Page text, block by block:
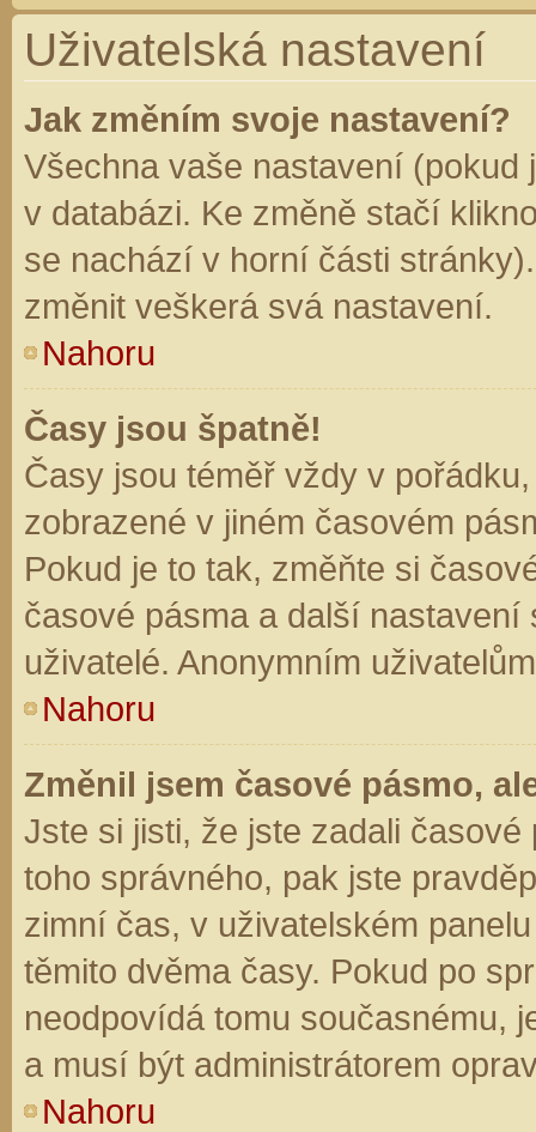
Uživatelská nastavení
Jak změním svoje nastavení?
Všechna vaše nastavení (pokud
v databázi. Ke změně stačí
se nachází v horní části
změnit veškerá svá nastavení.
Nahoru
Časy jsou špatně!
Časy jsou téměř vždy v
zobrazené v jiném časovém
Pokud je to tak, změňte si
časové pásma a další
uživatelé. Anonymním
Nahoru
Změnil jsem časové pásmo,
Jste si jisti, že jste zadali
toho správného, pak jste
zimní čas, v uživatelském
těmito dvěma časy. Pokud po
neodpovídá tomu současnému,
a musí být administrátorem
Nahoru